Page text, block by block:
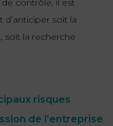
contrôle, il est
soit la
soit la recherche
risques
de l’entreprise